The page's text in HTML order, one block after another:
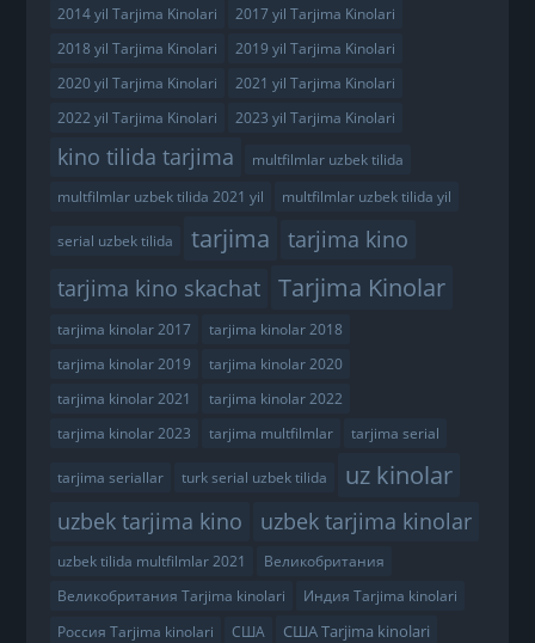
2014 yil Tarjima Kinolari
2017 yil Tarjima Kinolari
2018 yil Tarjima Kinolari
2019 yil Tarjima Kinolari
2020 yil Tarjima Kinolari
2021 yil Tarjima Kinolari
2022 yil Tarjima Kinolari
2023 yil Tarjima Kinolari
kino tilida tarjima
multfilmlar uzbek tilida
multfilmlar uzbek tilida 2021 yil
multfilmlar uzbek tilida yil
serial uzbek tilida tarjima
tarjima kino
tarjima kino skachat
Tarjima Kinolar
tarjima kinolar 2017
tarjima kinolar 2018
tarjima kinolar 2019
tarjima kinolar 2020
tarjima kinolar 2021
tarjima kinolar 2022
tarjima kinolar 2023
tarjima multfilmlar tarjima serial
tarjima seriallar turk serial uzbek tilida uz kinolar
uzbek tarjima kino uzbek tarjima kinolar
uzbek tilida multfilmlar 2021
Великобритания
Великобритания Tarjima kinolari
Индия Tarjima kinolari
Россия Tarjima kinolari
США США Tarjima kinolari